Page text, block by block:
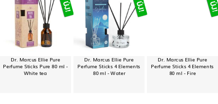
Dr. Marcus Ellie Pure
Perfume Sticks Pure 80 ml -
White tea
Dr. Marcus Ellie Pure
Perfume Sticks 4 Elements
80 ml - Water
Dr. Marcus Ellie Pure
Perfume Sticks 4 Elements
80 ml - Fire